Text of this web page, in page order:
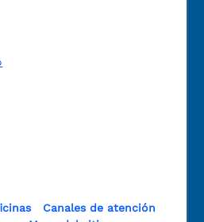
Canales de atención